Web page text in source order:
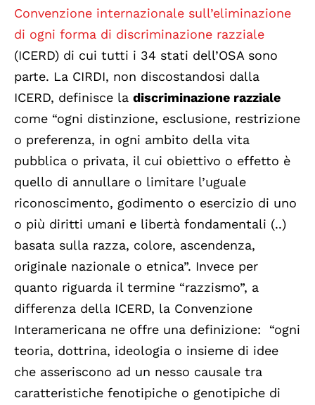
Convenzione internazionale sull’eliminazione
di ogni forma di discriminazione razziale
(ICERD) di cui tutti i 34 stati dell’OSA sono
parte. La CIRDI, non discostandosi dalla
ICERD, definisce la discriminazione razziale
come “ogni distinzione, esclusione, restrizione
o preferenza, in ogni ambito della vita
pubblica o privata, il cui obiettivo o effetto è
quello di annullare o limitare l’uguale
riconoscimento, godimento o esercizio di uno
o più diritti umani e libertà fondamentali (..)
basata sulla razza, colore, ascendenza,
originale nazionale o etnica”. Invece per
quanto riguarda il termine “razzismo”, a
differenza della ICERD, la Convenzione
Interamericana ne offre una definizione: “ogni
teoria, dottrina, ideologia o insieme di idee
che asseriscono ad un nesso causale tra
caratteristiche fenotipiche o genotipiche di